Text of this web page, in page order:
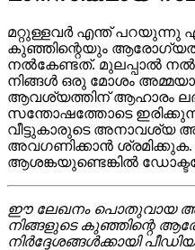
മറ്റുള്ളവർ എന്ത് പറയുന്നു
കുഞ്ഞിന്റെയും
നൽകേണ്ടത്. മുലപ്പാൽ
നിങ്ങൾ ഒരു മോശം
ആവശ്യത്തിന് ആഹാരം
സന്തോഷത്തോടെ
വീട്ടുകാരുടെ അനാവശ്യ
അവഗണിക്കാൻ ശ്രമിക്കുക.
ആശങ്കയുണ്ടെങ്കിൽ
ഈ ലേഖനം പൊതുവായ
നിങ്ങളുടെ കുഞ്ഞിന്റെ
നിർദ്ദേശങ്ങൾക്കായി